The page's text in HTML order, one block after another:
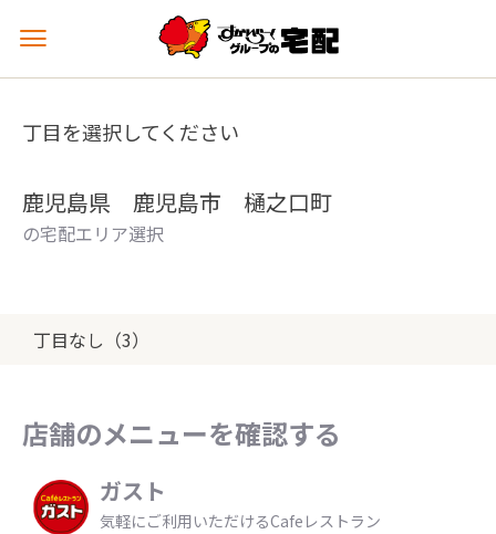
メ
ュ
を
丁目を選択してください
鹿児島県 鹿児島市 樋之口町
の宅配エリア選択
丁目なし（3）
店舗のメニューを確認する
ガスト
気軽にご利用いただけるCafeレストラン